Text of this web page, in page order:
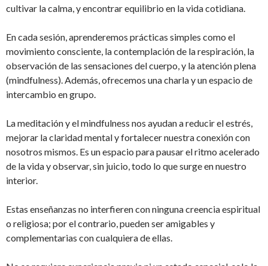
cultivar la calma, y encontrar equilibrio en la vida cotidiana.
En cada sesión, aprenderemos prácticas simples como el
movimiento consciente, la contemplación de la respiración, la
observación de las sensaciones del cuerpo, y la atención plena
(mindfulness). Además, ofrecemos una charla y un espacio de
intercambio en grupo.
La meditación y el mindfulness nos ayudan a reducir el estrés,
mejorar la claridad mental y fortalecer nuestra conexión con
nosotros mismos. Es un espacio para pausar el ritmo acelerado
de la vida y observar, sin juicio, todo lo que surge en nuestro
interior.
Estas enseñanzas no interfieren con ninguna creencia espiritual
o religiosa; por el contrario, pueden ser amigables y
complementarias con cualquiera de ellas.